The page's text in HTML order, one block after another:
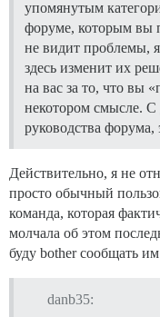
упомянутым
форуме, которым вы
не видит проблемы,
здесь изменит их
на вас за то, что вы
некотором смысле. С
руководства форума,
Действительно, я не
просто обычный
команда, которая
молчала об этом
буду bother сообщать
danb35: